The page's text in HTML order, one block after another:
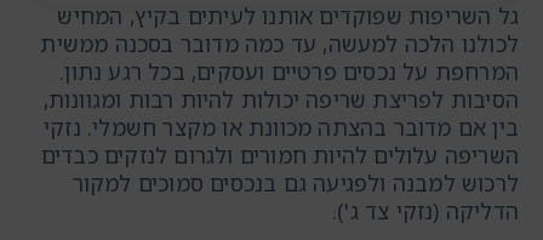
גל השריפות שפוקדים אותנו לעיתים בקיץ, המחיש
לכולנו הלכה למעשה, עד כמה מדובר בסכנה ממשית
המרחפת על נכסים פרטיים ועסקים, בכל רגע נתון.
הסיבות לפריצת שריפה יכולות להיות רבות ומגוונות,
בין אם מדובר בהצתה מכוונת או מקצר חשמלי. נזקי
השריפה עלולים להיות חמורים ולגרום לנזקים כבדים
לרכוש למבנה ולפגיעה גם בנכסים סמוכים למקור
הדליקה (נזקי צד ג').